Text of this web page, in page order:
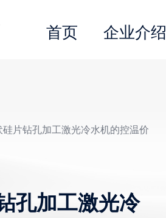
首页 企业介绍
硅片钻孔加工激光冷水机的控温价
孔加工激光冷